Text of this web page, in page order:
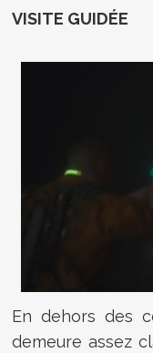
VISITE GUIDÉE
En dehors des
demeure assez